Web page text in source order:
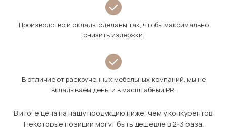
Производство и склады сделаны так, чтобы максимально
снизить издержки.
В отличие от раскрученных мебельных компаний, мы не
вкладываем деньги в масштабный PR.
В итоге цена на нашу продукцию ниже, чем у конкурентов.
Некоторые позиции могут быть дешевле в 2-3 раза.